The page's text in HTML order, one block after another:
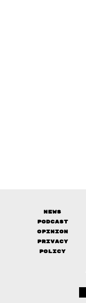
News
Podcast
Opinion
Privacy
Policy